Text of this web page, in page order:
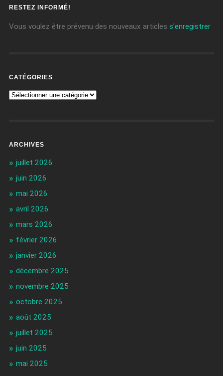
RESTEZ INFORMÉ!
Vous voulez être prévenu des nouveaux articles s'enregistrer
CATÉGORIES
ARCHIVES
juillet 2026
juin 2026
mai 2026
avril 2026
mars 2026
février 2026
janvier 2026
décembre 2025
novembre 2025
octobre 2025
août 2025
juillet 2025
juin 2025
mai 2025